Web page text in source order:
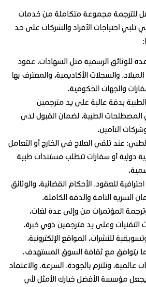
مجموعة متكاملة من خدمات
احتياجات الأفراد والشركات على حد
للوثائق الرسمية مثل الشهادات، عقود
والسجلات الأكاديمية، والمعترف بها
والجهات الحكومية.
بدقة عالية على يد مترجمين
الطبية، لضمان القبول لدى
التأمين.
عند تلقي العلاج في الخارج أو التعامل
أو سفارات تتطلب مستندات طبية
للعقود، الأحكام القضائية، والوثائق
التامة والدقة الكاملة.
المؤتمرات من وإلى عدة لغات،
وعلى يد مترجمين ذوي خبرة.
للنشرات، المواقع الإلكترونية،
يتوافق مع ثقافة السوق المستهدف.
ونلتزم بالجودة، السرعة، والاعتماد
مؤسسة الأفضل خيارك الأمثل لأي